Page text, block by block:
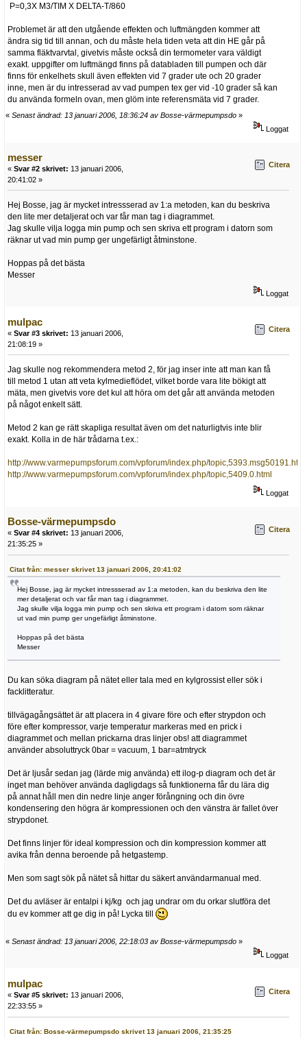
P=0,3X M3/TIM X DELTA-T/860
Problemet är att den utgående effekten och luftmängden kommer att
ändra sig tid till annan, och du måste hela tiden veta att din HE går på
samma fläktvarvtal, givetvis måste också din termometer vara väldigt
exakt. uppgifter om luftmängd finns på databladen till pumpen och där
finns för enkelhets skull även effekten vid 7 grader ute och 20 grader
inne, men är du intresserad av vad pumpen tex ger vid -10 grader så kan
du använda formeln ovan, men glöm inte referensmäta vid 7 grader.
« Senast ändrad: 13 januari 2006, 18:36:24 av Bosse-värmepumpsdo »
Loggat
messer
« Svar #2 skrivet: 13 januari 2006,
20:41:02 »
Citera
Hej Bosse, jag är mycket intressserad av 1:a metoden, kan du beskriva
den lite mer detaljerat och var får man tag i diagrammet.
Jag skulle vilja logga min pump och sen skriva ett program i datorn som
räknar ut vad min pump ger ungefärligt åtminstone.
Hoppas på det bästa
Messer
Loggat
mulpac
« Svar #3 skrivet: 13 januari 2006,
21:08:19 »
Citera
Jag skulle nog rekommendera metod 2, för jag inser inte att man kan få
till metod 1 utan att veta kylmedieflödet, vilket borde vara lite bökigt att
mäta, men givetvis vore det kul att höra om det går att använda metoden
på något enkelt sätt.
Metod 2 kan ge rätt skapliga resultat även om det naturligtvis inte blir
exakt. Kolla in de här trådarna t.ex.:
http://www.varmepumpsforum.com/vpforum/index.php/
http://www.varmepumpsforum.com/vpforum/index.php/topic,5409.0.html
Loggat
Bosse-värmepumpsdo
« Svar #4 skrivet: 13 januari 2006,
21:35:25 »
Citera
Citat från: messer skrivet 13 januari 2006, 20:41:02
Hej Bosse, jag är mycket intressserad av 1:a metoden, kan du beskriva den lite
mer detaljerat och var får man tag i diagrammet.
Jag skulle vilja logga min pump och sen skriva ett program i datorn som räknar
ut vad min pump ger ungefärligt åtminstone.
Hoppas på det bästa
Messer
Du kan söka diagram på nätet eller tala med en kylgrossist eller sök i
facklitteratur.
tillvägagångsättet är att placera in 4 givare före och efter strypdon och
före efter kompressor, varje temperatur markeras med en prick i
diagrammet och mellan prickarna dras linjer obs! att diagrammet
använder absoluttryck 0bar = vacuum, 1 bar=atmtryck
Det är ljusår sedan jag (lärde mig använda) ett ilog-p diagram och det är
inget man behöver använda dagligdags så funktionerna får du lära dig
på annat håll men din nedre linje anger förångning och din övre
kondensering den högra är kompressionen och den vänstra är fallet över
strypdonet.
Det finns linjer för ideal kompression och din kompression kommer att
avika från denna beroende på hetgastemp.
Men som sagt sök på nätet så hittar du säkert användarmanual med.
Det du avläser är entalpi i kj/kg och jag undrar om du orkar slutföra det
du ev kommer att ge dig in på! Lycka till
« Senast ändrad: 13 januari 2006, 22:18:03 av Bosse-värmepumpsdo »
Loggat
mulpac
« Svar #5 skrivet: 13 januari 2006,
22:33:55 »
Citera
Citat från: Bosse-värmepumpsdo skrivet 13 januari 2006, 21:35:25